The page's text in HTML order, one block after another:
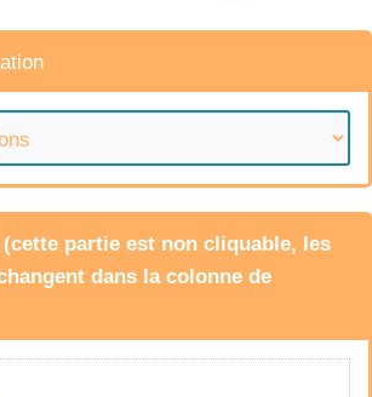
(cette partie est non cliquable, les
dans la colonne de